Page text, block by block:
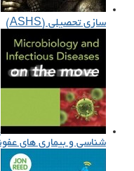
سازی تحصیلی (ASHS)
شناسی و بیماری های